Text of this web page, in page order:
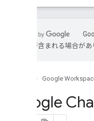
は誤りが含まれる場合があ
Google
Google